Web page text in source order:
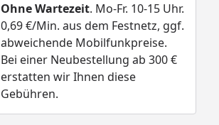
Ohne Wartezeit. Mo-Fr. 10-15 Uhr.
0,69 €/Min. aus dem Festnetz, ggf.
abweichende Mobilfunkpreise.
Bei einer Neubestellung ab 300 €
erstatten wir Ihnen diese
Gebühren.